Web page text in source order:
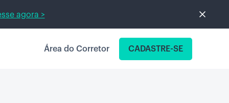
agora >
Área do Corretor CADASTRE-SE